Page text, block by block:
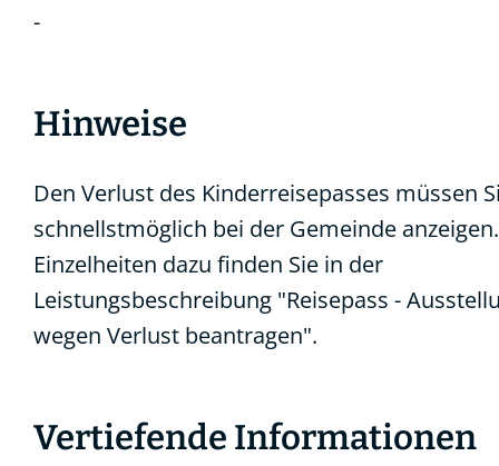
-
Hinweise
Den Verlust des Kinderreisepasses müssen
schnellstmöglich bei der Gemeinde anzeigen.
Einzelheiten dazu finden Sie in der
Leistungsbeschreibung "Reisepass -
wegen Verlust beantragen".
Vertiefende Informationen